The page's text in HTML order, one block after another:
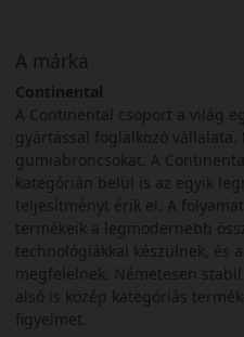
A márka
Continental
A Continental csoport a világ
gyártással foglalkozó vállalata.
gumiabroncsokat. A
kategórián belül is az egyik
teljesítményt érik el. A
termékeik a legmodernebb
technológiákkal készülnek, és
megfelelnek. Németesen
alsó is közép kategóriás
figyelmet.